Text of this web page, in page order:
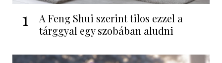
1
A Feng Shui szerint tilos ezzel a
tárggyal egy szobában aludni